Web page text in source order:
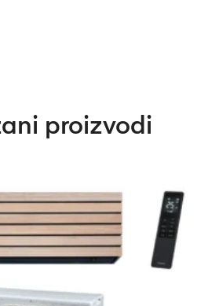
proizvodi